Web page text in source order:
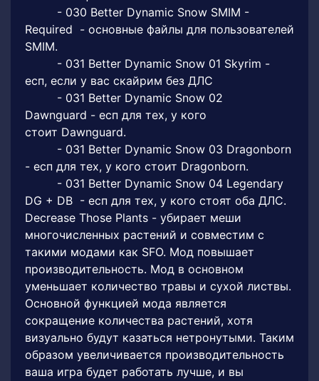
- 030 Better Dynamic Snow SMIM -
Required - основные файлы для пользователей
SMIM.
- 031 Better Dynamic Snow 01 Skyrim -
есп, если у вас скайрим без ДЛС
- 031 Better Dynamic Snow 02
Dawnguard - есп для тех, у кого
стоит Dawnguard.
- 031 Better Dynamic Snow 03 Dragonborn
- есп для тех, у кого стоит Dragonborn.
- 031 Better Dynamic Snow 04 Legendary
DG + DB - есп для тех, у кого стоят оба ДЛС.
Decrease Those Plants - убирает меши
многочисленных растений и совместим с
такими модами как SFO. Мод повышает
производительность. Мод в основном
уменьшает количество травы и сухой листвы.
Основной функцией мода является
сокращение количества растений, хотя
визуально будут казаться нетронутыми. Таким
образом увеличивается производительность
ваша игра будет работать лучше, и вы